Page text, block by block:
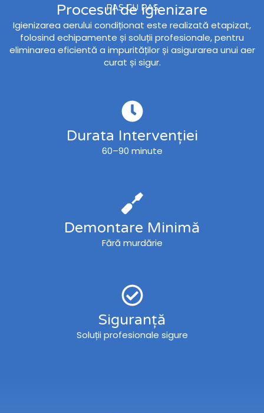
PAS CU PAS
Procesul de igienizare
Igienizarea aerului condiționat este realizată etapizat,
folosind echipamente și soluții profesionale, pentru
eliminarea eficientă a impurităților și asigurarea unui aer
curat și sigur.
Durata Intervenției
60–90 minute
Demontare Minimă
Fără murdărie
Siguranță
Soluții profesionale sigure